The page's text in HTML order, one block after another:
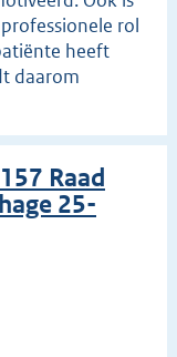
rol
heeft
daarom
Raad
25-